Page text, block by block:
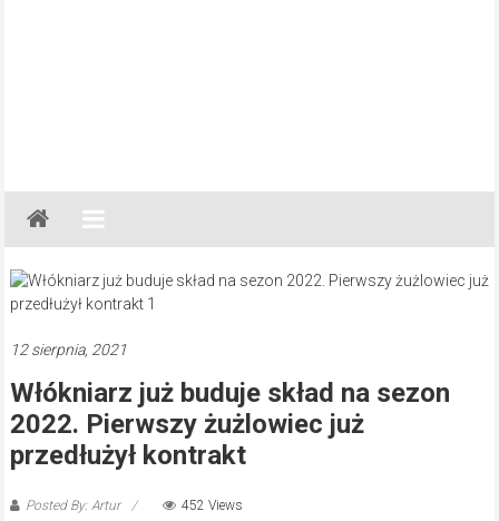
Gazeta
Regionalna
Częstochowa,
Kłobuck,
Myszków
12 sierpnia, 2021
Włókniarz już buduje skład na sezon
2022. Pierwszy żużlowiec już
przedłużył kontrakt
Posted By: Artur 452 Views